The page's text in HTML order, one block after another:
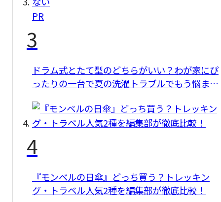
PR
3
ドラム式とたて型のどちらがいい？わが家にぴ
ったりの一台で夏の洗濯トラブルでもう悩まな
4
『モンベルの日傘』どっち買う？トレッキン
グ・トラベル人気2種を編集部が徹底比較！